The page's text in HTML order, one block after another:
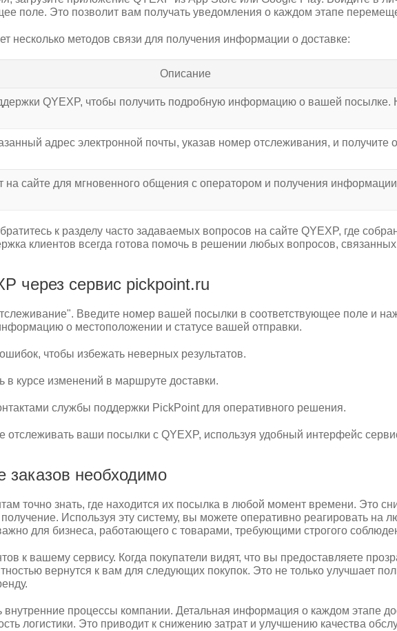
поле. Это позволит вам получать уведомления о каждом этапе
несколько методов связи для получения информации о доставке:
Описание
QYEXP, чтобы получить подробную информацию о вашей
адрес электронной почты, указав номер отслеживания, и получите
на сайте для мгновенного общения с оператором и получения
к разделу часто задаваемых вопросов на сайте QYEXP, где
клиентов всегда готова помочь в решении любых вопросов, связанных
через сервис pickpoint.ru
Введите номер вашей посылки в соответствующее поле и
о местоположении и статусе вашей отправки.
чтобы избежать неверных результатов.
в курсе изменений в маршруте доставки.
службы поддержки PickPoint для оперативного решения.
ваши посылки с QYEXP, используя удобный интерфейс
заказов необходимо
точно знать, где находится их посылка в любой момент времени. Это
Используя эту систему, вы можете оперативно реагировать на
для бизнеса, работающего с товарами, требующими строгого
к вашему сервису. Когда покупатели видят, что вы предоставляете
вернутся к вам для следующих покупок. Это не только улучшает
внутренние процессы компании. Детальная информация о каждом этапе
логистики. Это приводит к снижению затрат и улучшению качества